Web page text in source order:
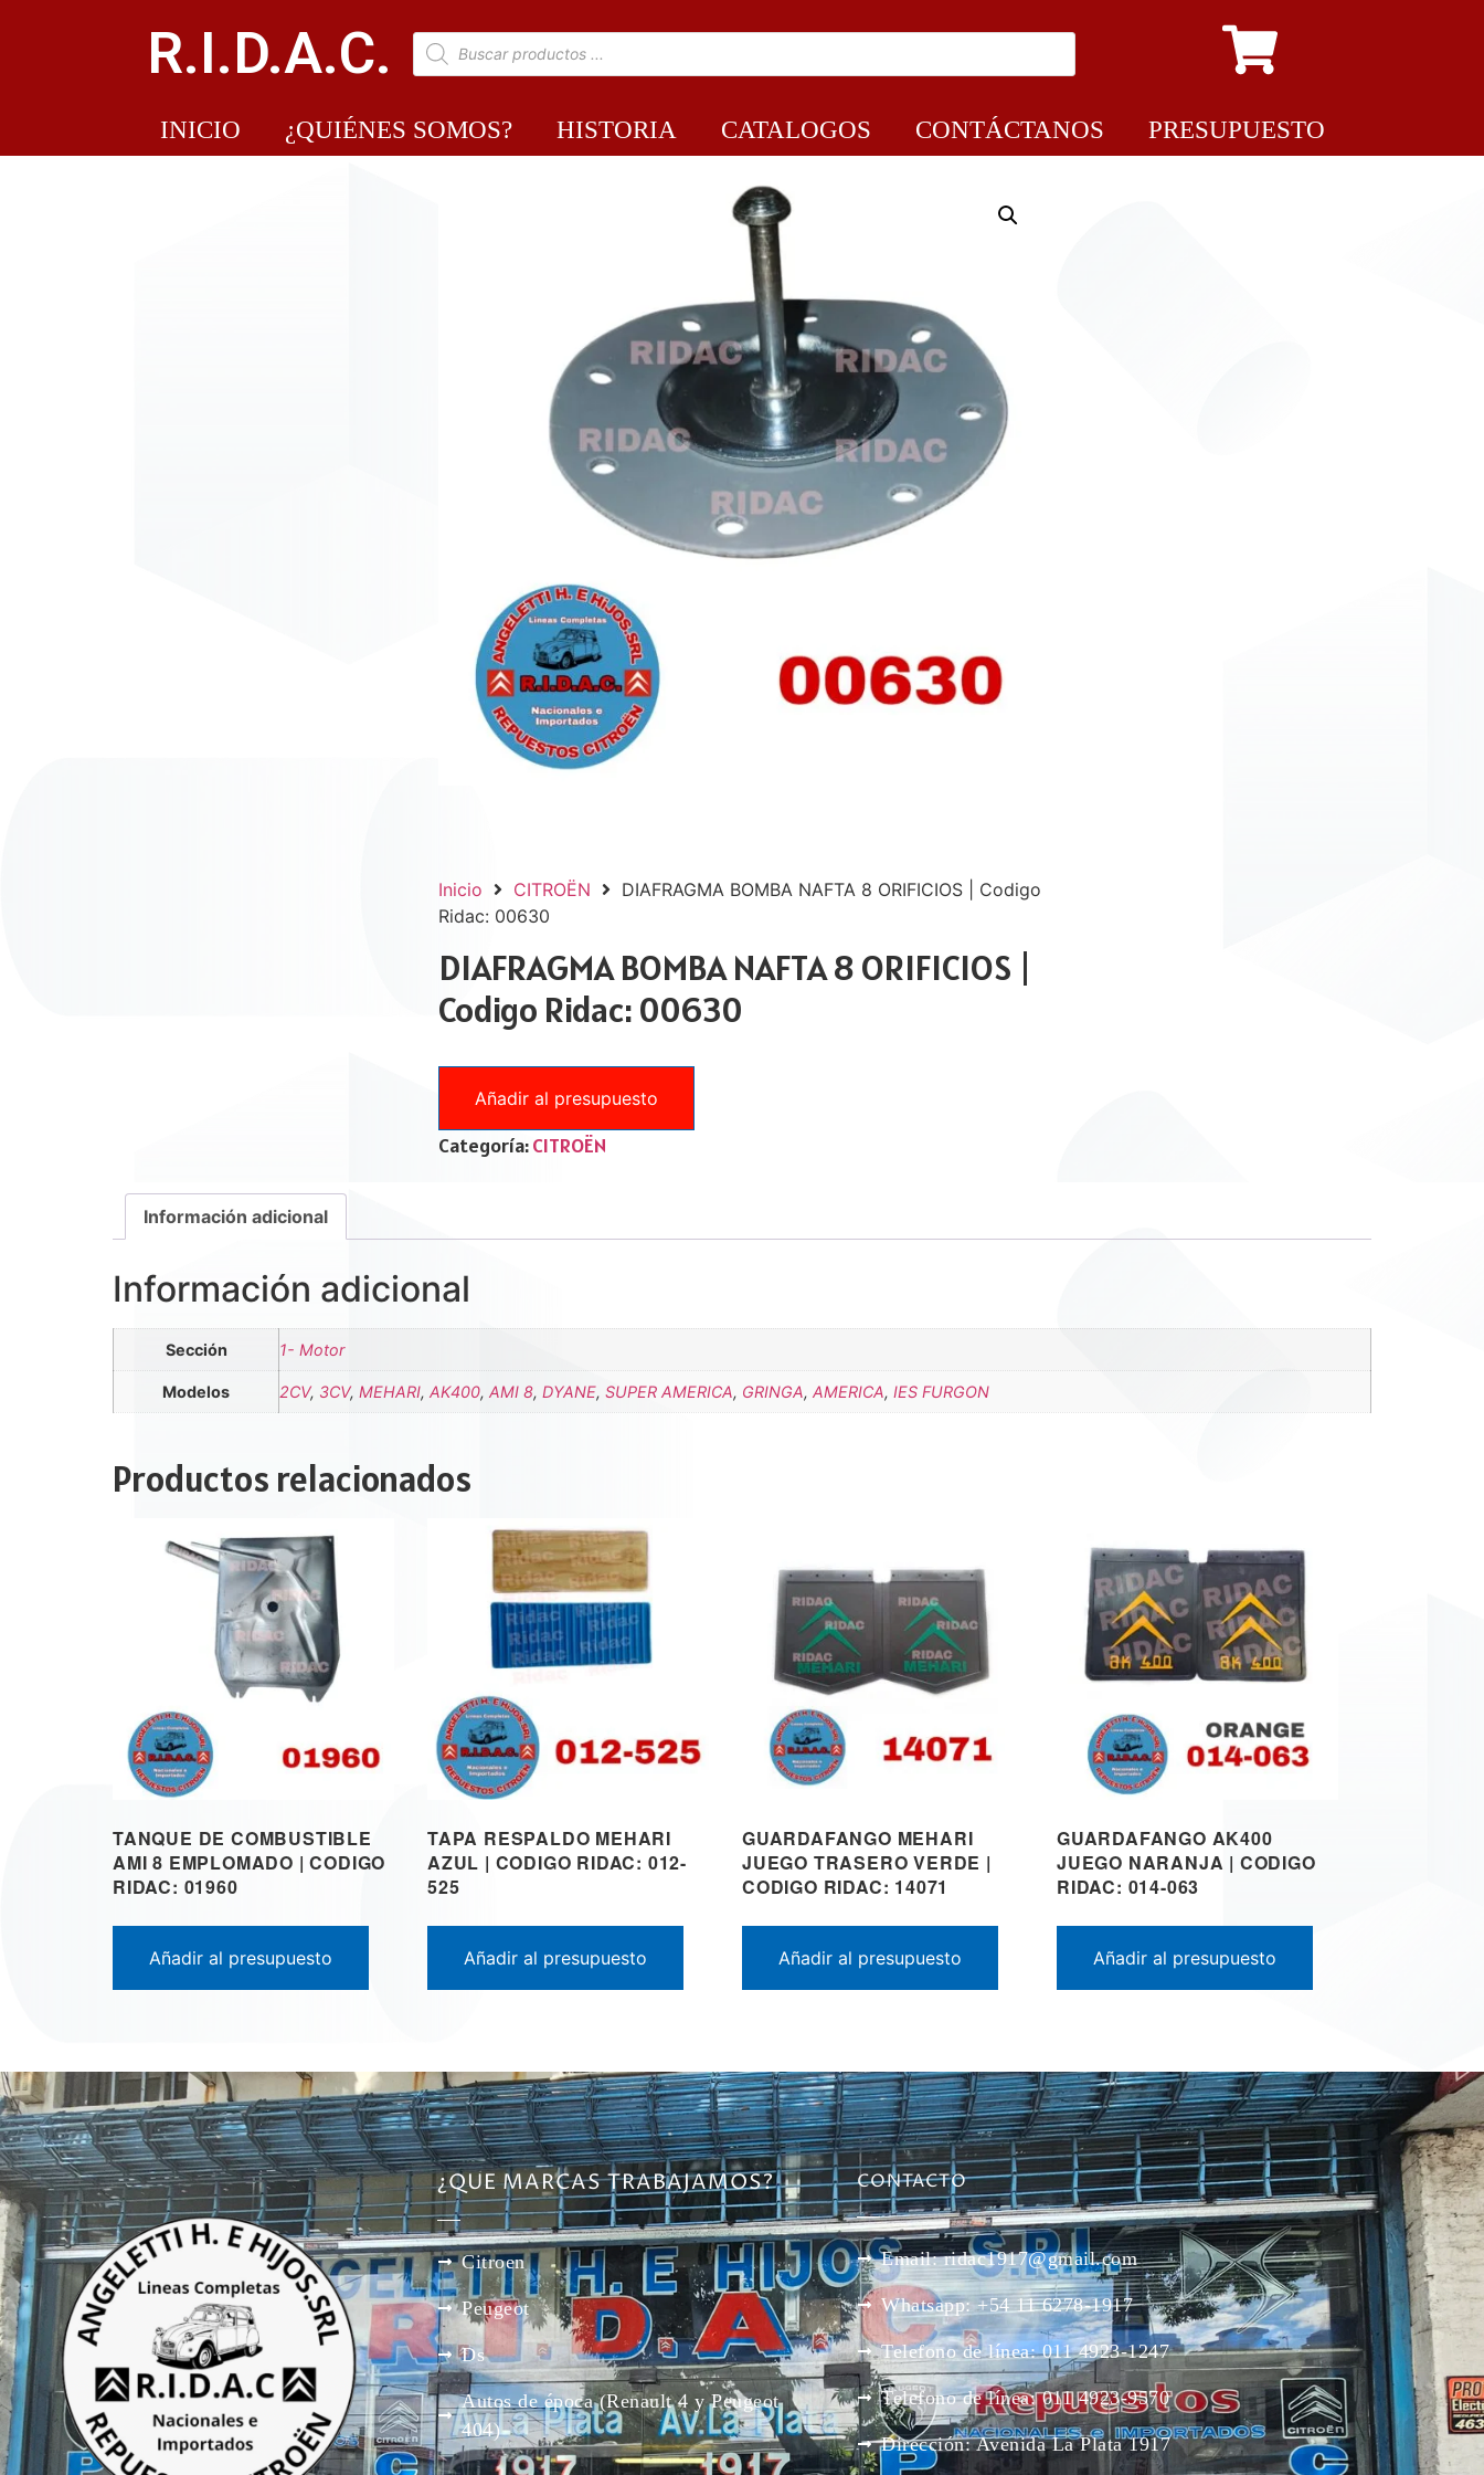
R.I.D.A.C.
INICIO ¿QUIÉNES SOMOS? HISTORIA CATALOGOS CONTÁCTANOS PRESUPUESTO
Inicio CITROËN
DIAFRAGMA BOMBA NAFTA 8 ORIFICIOS | Codigo
Ridac: 00630
DIAFRAGMA BOMBA NAFTA 8 ORIFICIOS |
Codigo Ridac: 00630
Añadir al presupuesto
Categoría:CITROËN
Información adicional
Información adicional
Sección 1- Motor
Modelos 2CV, 3CV, MEHARI, AK400, AMI 8, DYANE, SUPER AMERICA, GRINGA, AMERICA, IES FURGON
Productos relacionados
TANQUE DE COMBUSTIBLE
AMI 8 EMPLOMADO | CODIGO
RIDAC: 01960
Añadir al presupuesto
TAPA RESPALDO MEHARI
AZUL | CODIGO RIDAC: 012-
525
Añadir al presupuesto
GUARDAFANGO MEHARI
JUEGO TRASERO VERDE |
CODIGO RIDAC: 14071
Añadir al presupuesto
GUARDAFANGO AK400
JUEGO NARANJA | CODIGO
RIDAC: 014-063
Añadir al presupuesto
¿QUE MARCAS TRABAJAMOS?
Citroen
Peugeot
Ds
Autos de época (Renault 4 y Peugeot
404)
CONTACTO
Email: ridac1917@gmail.com
Whatsapp: +54 11 6278-1917
Telefono de línea: 011 4923-1247
Telefono de línea: 011 4923-9570
Dirección: Avenida La Plata 1917